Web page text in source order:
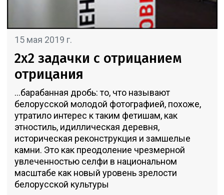
15 мая 2019 г.
2х2 задачки с отрицанием
отрицания
...барабанная дробь: то, что называют
белорусской молодой фотографией, похоже,
утратило интерес к таким фетишам, как
этностиль, идиллическая деревня,
историческая реконструкция и замшелые
камни. Это как преодоление чрезмерной
увлеченностью селфи в национальном
масштабе как новый уровень зрелости
белорусской культуры